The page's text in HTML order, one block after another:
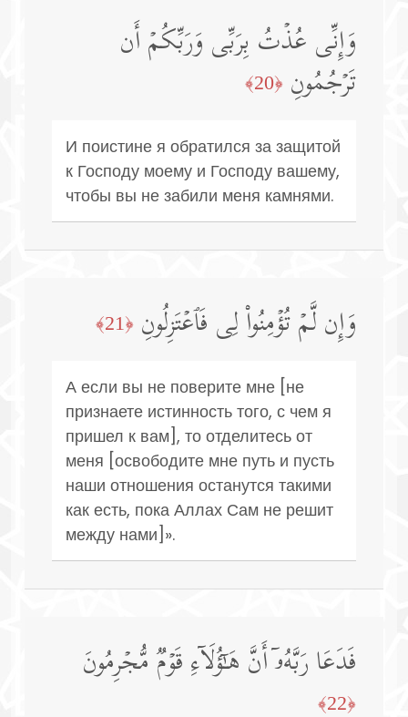
وَإِنِّی عُذۡتُ بِرَبِّی وَرَبِّكُمۡ أَن
تَرۡجُمُونِ ﴿20﴾
И поистине я обратился за защитой
к Господу моему и Господу вашему,
чтобы вы не забили меня камнями.
وَإِن لَّمۡ تُؤۡمِنُوا۟ لِی فَٱعۡتَزِلُونِ ﴿21﴾
А если вы не поверите мне [не
признаете истинность того, с чем я
пришел к вам], то отделитесь от
меня [освободите мне путь и пусть
наши отношения останутся такими
как есть, пока Аллах Сам не решит
между нами]».
فَدَعَا رَبَّهُۥۤ أَنَّ هَـٰۤؤُلَاۤءِ قَوۡمࣱ مُّجۡرِمُونَ
﴿22﴾